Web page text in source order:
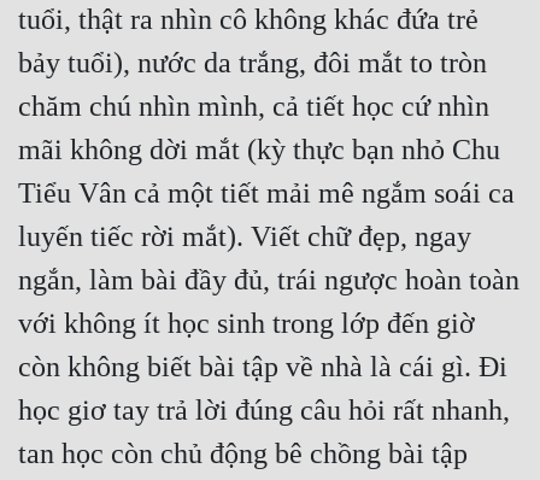
tuổi, thật ra nhìn cô không khác đứa trẻ
bảy tuổi), nước da trắng, đôi mắt to tròn
chăm chú nhìn mình, cả tiết học cứ nhìn
mãi không dời mắt (kỳ thực bạn nhỏ Chu
Tiểu Vân cả một tiết mải mê ngắm soái ca
luyến tiếc rời mắt). Viết chữ đẹp, ngay
ngắn, làm bài đầy đủ, trái ngược hoàn toàn
với không ít học sinh trong lớp đến giờ
còn không biết bài tập về nhà là cái gì. Đi
học giơ tay trả lời đúng câu hỏi rất nhanh,
tan học còn chủ động bê chồng bài tập